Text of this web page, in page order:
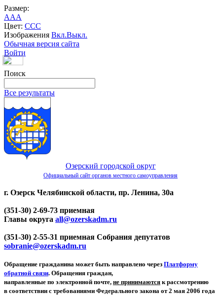
Размер:
AAA
Цвет: CCC
Изображения Вкл.Выкл.
Обычная версия сайта
Войти
Поиск
Все результаты
Озерский городской округ
Официальный сайт органов местного самоуправления
г. Озерск Челябинской области, пр. Ленина, 30а
(351-30) 2-69-73 приемная
Главы округа all@ozerskadm.ru
(351-30) 2-55-31 приемная Собрания депутатов
sobranie@ozerskadm.ru
Обращение гражданина может быть направлено через Платформу
обратной связи. Обращения граждан,
направленные по электронной почте, не принимаются к рассмотрению
в соответствии с требованиями Федерального закона от 2 мая 2006 года